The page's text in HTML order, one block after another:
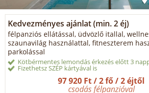
Kedvezményes ajánlat (min. 2 éj)
félpanziós ellátással, üdvözlő itallal,
szaunavilág használattal, fitneszterem
parkolással
Kötbérmentes lemondás érkezés előtt 3
Fizethetsz SZÉP kártyával is
97 920 Ft / 2 fő / 2 éjtől
csodás félpanzióval